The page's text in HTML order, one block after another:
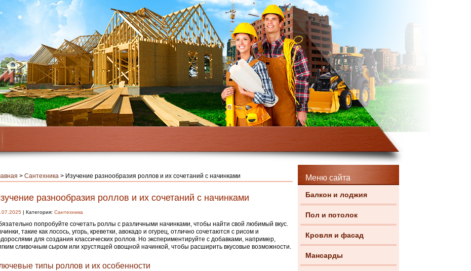
Меню сайта
Балкон и лоджия
Пол и потолок
Кровля и фасад
Мансарды
> Сантехника > Изучение разнообразия роллов и их сочетаний с начинками
разнообразия роллов и их сочетаний с начинками
| Категория: Сантехника
попробуйте сочетать роллы с различными начинками, чтобы найти свой любимый вкус.
такие как лосось, угорь, креветки, авокадо и огурец, отлично сочетаются с рисом и
для создания классических роллов. Но экспериментируйте с добавками, например,
сливочным сыром или хрустящей овощной начинкой, чтобы расширить вкусовые возможности.
типы роллов и их особенности